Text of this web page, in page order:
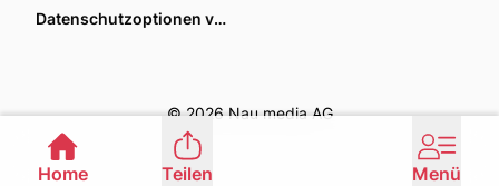
Datenschutzoptionen verwalten
© 2026 Nau media AG
Home Teilen Menü